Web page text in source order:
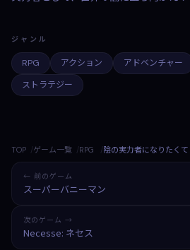
ジャンル
RPG アクション アドベンチャー
ストラテジー
TOP ゲーム一覧 RPG 陰の実力者になりたく
← 前のゲーム
スーパーバニーマン
次のゲーム →
Necesse: ネセス